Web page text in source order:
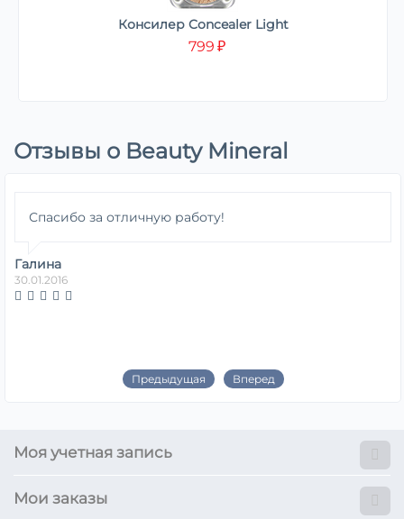
Консилер Concealer Light
799 ₽
Отзывы о Beauty Mineral
Спасибо за отличную работу!
Галина
30.01.2016
Предыдущая Вперед
Моя учетная запись
Мои заказы